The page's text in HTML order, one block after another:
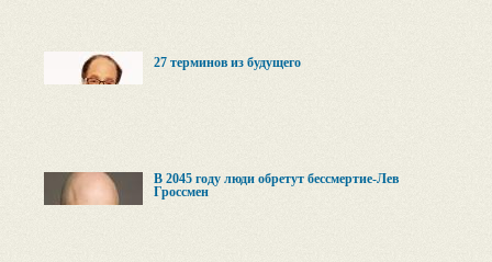
27 терминов из будущего
В 2045 году люди обретут бессмертие-Лев
Гроссмен